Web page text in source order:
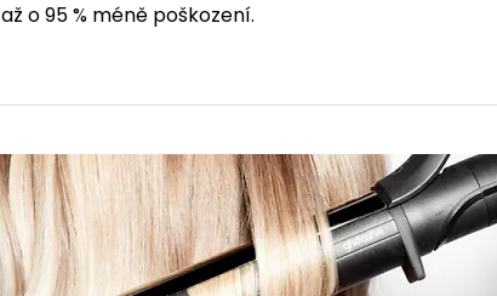
až o 95 % méně poškození.